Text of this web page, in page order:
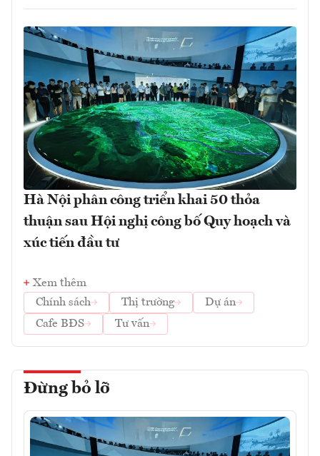
Hà Nội phân công triển khai 50 thỏa
thuận sau Hội nghị công bố Quy hoạch và
xúc tiến đầu tư
Xem thêm
Chính sách
Thị trường
Dự án
Cafe BĐS
Tư vấn
Đừng bỏ lỡ